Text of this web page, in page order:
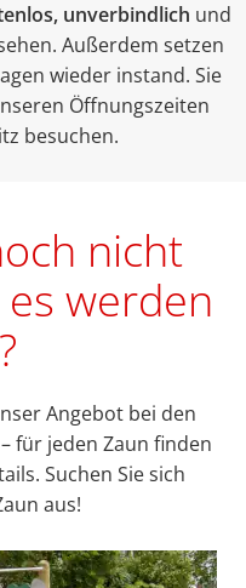
unverbindlich und
Außerdem setzen
wieder instand. Sie
Öffnungszeiten
besuchen.
nicht
werden
Angebot bei den
für jeden Zaun finden
Suchen Sie sich
aus!